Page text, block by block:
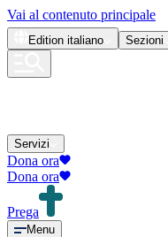
Vai al contenuto principale
Edition italiano Sezioni
Servizi
Dona ora
Dona ora
Prega
Menu